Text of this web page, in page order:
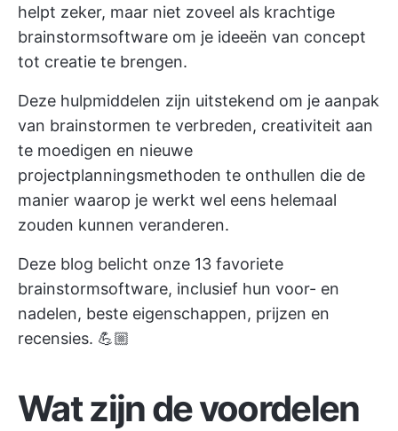
helpt zeker, maar niet zoveel als krachtige
brainstormsoftware om je ideeën van concept
tot creatie te brengen.
Deze hulpmiddelen zijn uitstekend om je aanpak
van brainstormen te verbreden, creativiteit aan
te moedigen en nieuwe
projectplanningsmethoden te onthullen die de
manier waarop je werkt wel eens helemaal
zouden kunnen veranderen.
Deze blog belicht onze 13 favoriete
brainstormsoftware, inclusief hun voor- en
nadelen, beste eigenschappen, prijzen en
recensies. 💪🏼
Wat zijn de voordelen